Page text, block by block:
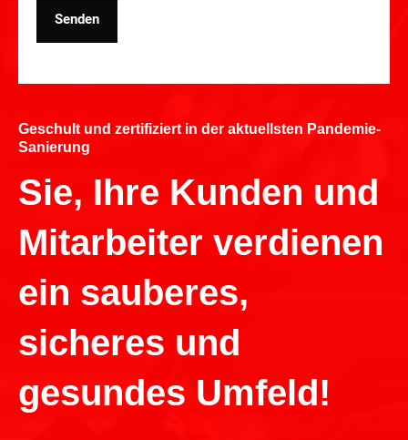
Senden
Geschult und zertifiziert in der aktuellsten Pandemie-
Sanierung
Sie, Ihre Kunden und
Mitarbeiter verdienen
ein sauberes,
sicheres und
gesundes Umfeld!